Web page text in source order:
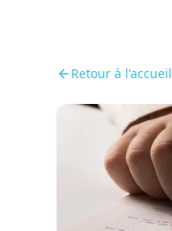
Retour à l'accueil